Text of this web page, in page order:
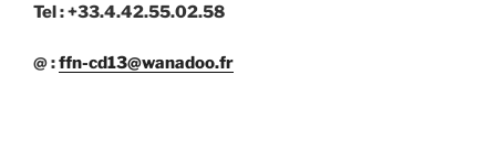
Tel : +33.4.42.55.02.58
@ :ffn-cd13@wanadoo.fr